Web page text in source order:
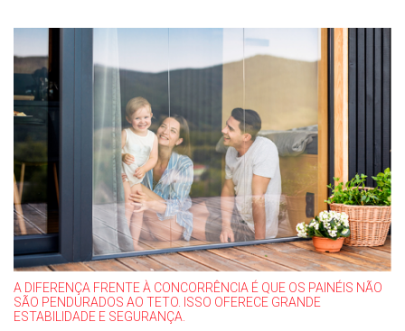
A DIFERENÇA FRENTE À CONCORRÊNCIA É QUE OS PAINÉIS NÃO
SÃO PENDURADOS AO TETO. ISSO OFERECE GRANDE
ESTABILIDADE E SEGURANÇA.